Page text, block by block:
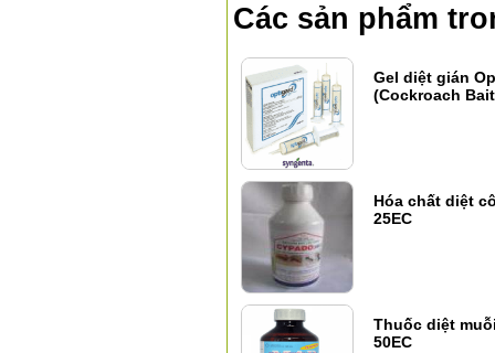
Các sản phẩm
Gel diệt gián
(Cockroach
Hóa chất diệt
25EC
Thuốc diệt
50EC